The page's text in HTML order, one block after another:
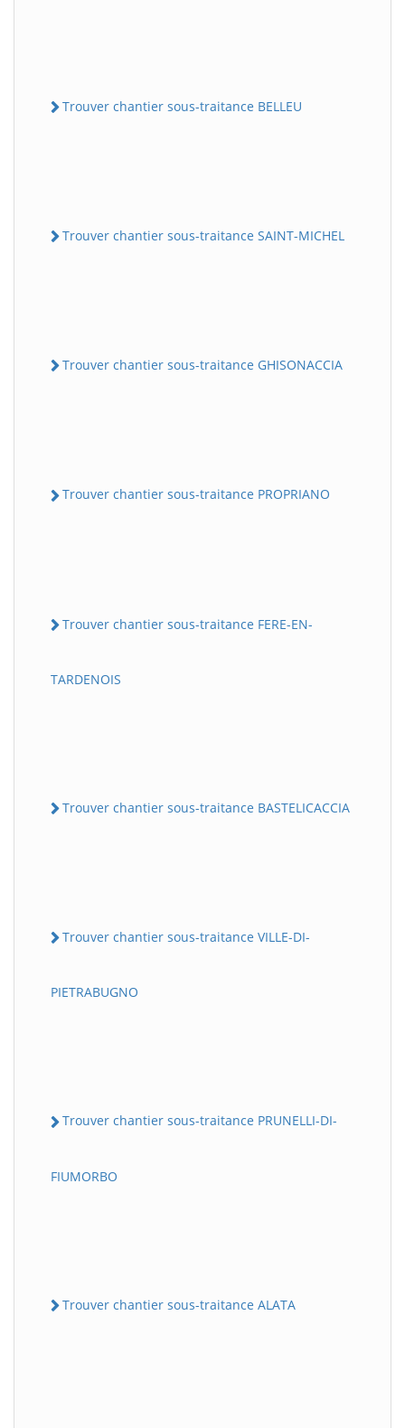
Trouver chantier sous-traitance BELLEU
Trouver chantier sous-traitance SAINT-MICHEL
Trouver chantier sous-traitance GHISONACCIA
Trouver chantier sous-traitance PROPRIANO
Trouver chantier sous-traitance FERE-EN-
TARDENOIS
Trouver chantier sous-traitance BASTELICACCIA
Trouver chantier sous-traitance VILLE-DI-
PIETRABUGNO
Trouver chantier sous-traitance PRUNELLI-DI-
FIUMORBO
Trouver chantier sous-traitance ALATA